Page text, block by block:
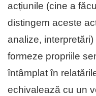
acțiunile (cine a
distingem aceste
analize,
formeze propriile
întâmplat în
echivalează cu un